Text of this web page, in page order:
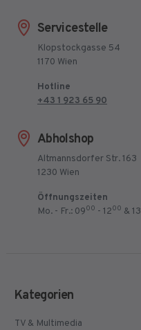
Servicestelle
Klopstockgasse 54
1170 Wien
Hotline
+43 1 923 65 90
Abholshop
Altmannsdorfer Str. 163
1230 Wien
Öffnungszeiten
Mo. - Fr.: 0900 - 1200 & 13
Kategorien
TV & Multimedia